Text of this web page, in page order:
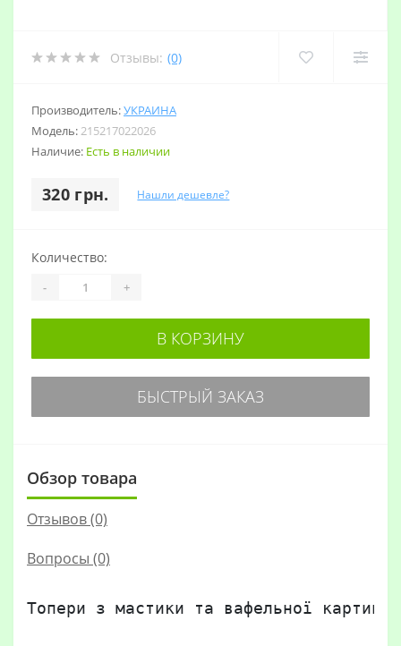
Отзывы: (0)
Производитель:УКРАИНА
Модель:215217022026
Наличие: Есть в наличии
320 грн. Нашли дешевле?
Количество:
- +
В КОРЗИНУ
БЫСТРЫЙ ЗАКАЗ
Обзор товара
Отзывов (0)
Вопросы (0)
Топери з мастики та вафельної